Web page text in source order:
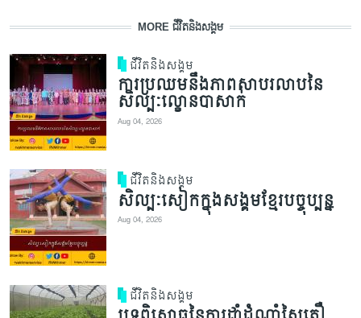
MORE ជីវិតនិងសង្គម
ជីវិតនិងសង្គម
ការប្រឈមនឹងភាពសាបរលាបនៃ
សិល្បៈល្ខោនបាសាក់
Aug 04, 2026
ជីវិតនិងសង្គម
សិល្បៈសៀកក្នុងសង្គមខ្មែរបច្ចុប្បន្ន
Aug 04, 2026
ជីវិតនិងសង្គម